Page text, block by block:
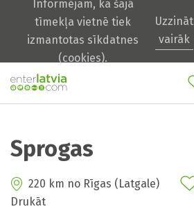
Informējam, ka šajā
tīmekļa vietnē tiek
izmantotas sīkdatnes
(cookies).
Uzzināt
vairāk
Sprogas
220 km no Rīgas (Latgale)
Drukāt